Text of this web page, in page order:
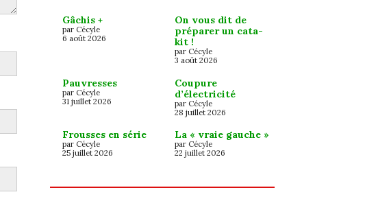
Gâchis +
par Cécyle
6 août 2026
On vous dit de
préparer un cata-
kit !
par Cécyle
3 août 2026
Pauvresses
par Cécyle
31 juillet 2026
Coupure
d’électricité
par Cécyle
28 juillet 2026
Frousses en série
par Cécyle
25 juillet 2026
La « vraie gauche »
par Cécyle
22 juillet 2026